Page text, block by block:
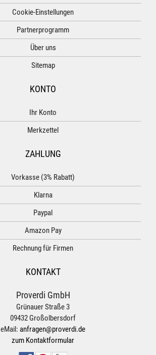
Cookie-Einstellungen
Partnerprogramm
Über uns
Sitemap
KONTO
Ihr Konto
Merkzettel
ZAHLUNG
Vorkasse (3% Rabatt)
Klarna
Paypal
Amazon Pay
Rechnung für Firmen
KONTAKT
Proverdi GmbH
Grünauer Straße 3
09432 Großolbersdorf
eMail: anfragen@proverdi.de
zum Kontaktformular